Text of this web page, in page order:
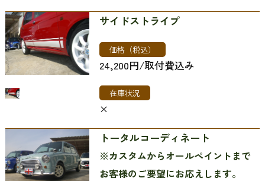
サイドストライプ
価格（税込）
24,200円/取付費込み
在庫状況
×
トータルコーディネート
※カスタムからオールペイントまで
お客様のご要望にお応えします。